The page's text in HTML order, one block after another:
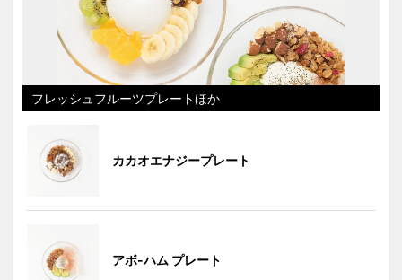
フレッシュフルーツプレートほか
カカオエナジープレート
アボ-ハム プレート